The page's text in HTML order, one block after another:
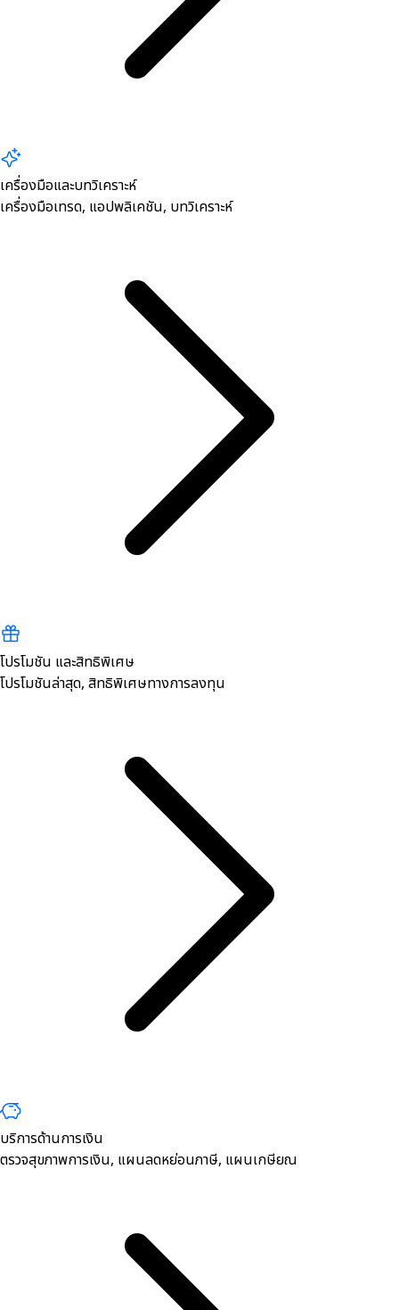
เครื่องมือและบทวิเคราะห์
เครื่องมือเทรด, ​แอปพลิเคชัน, บทวิเคราะห์
โปรโมชัน และสิทธิพิเศษ
โปรโมชันล่าสุด, สิทธิพิเศษทางการลงทุน
บริการด้านการเงิน
ตรวจสุขภาพการเงิน, ​แผนลดหย่อนภาษี, แผนเกษียณ